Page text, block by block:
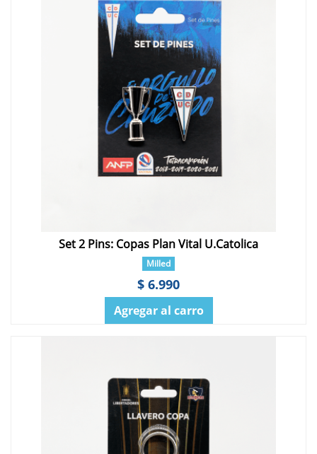
Set 2 Pins: Copas Plan Vital U.Catolica
Milled
$ 6.990
Agregar al carro